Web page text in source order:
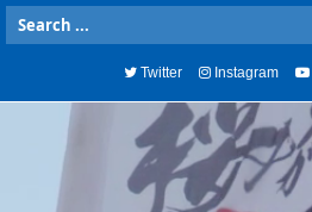
Twitter Instagram